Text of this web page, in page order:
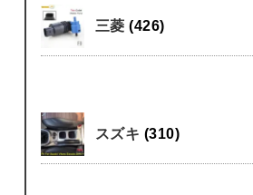
三菱(426)
スズキ (310)